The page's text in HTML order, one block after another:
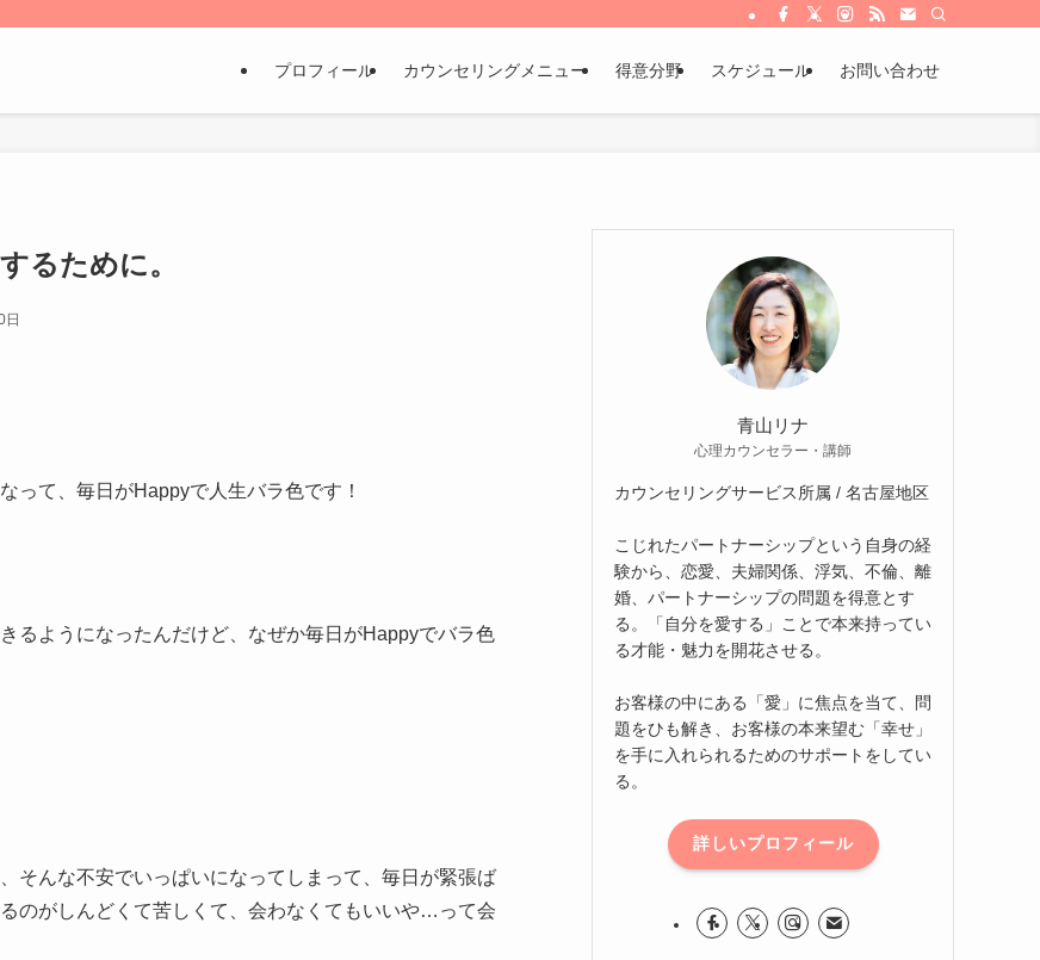
プロフィール カウンセリングメニュー 得意分野 スケジュール お問い合わせ
るために。
って、毎日がHappyで人生バラ色です！
るようになったんだけど、なぜか毎日がHappyでバラ色
そんな不安でいっぱいになってしまって、毎日が緊張ば
のがしんどくて苦しくて、会わなくてもいいや…って会
青山リナ
心理カウンセラー・講師
カウンセリングサービス所属 / 名古屋地区
こじれたパートナーシップという自身の経
験から、恋愛、夫婦関係、浮気、不倫、離
婚、パートナーシップの問題を得意とす
る。「自分を愛する」ことで本来持ってい
る才能・魅力を開花させる。
お客様の中にある「愛」に焦点を当て、問
題をひも解き、お客様の本来望む「幸せ」
を手に入れられるためのサポートをしてい
る。
詳しいプロフィール